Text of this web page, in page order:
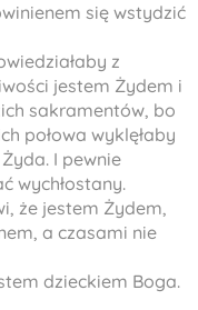
się wstydzić
z
jestem Żydem i
sakramentów, bo
połowa wyklęłaby
I pewnie
wychłostany.
że jestem Żydem,
a czasami nie
dzieckiem Boga.